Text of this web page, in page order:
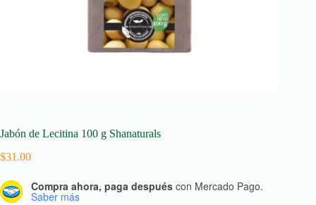
Jabón de Lecitina 100 g Shanaturals
$31.00
Compra ahora, paga después con Mercado Pago.
Saber más